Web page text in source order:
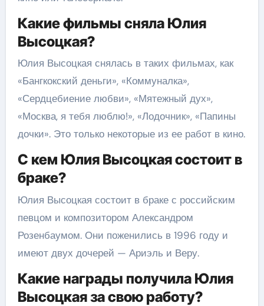
Какие фильмы сняла Юлия
Высоцкая?
Юлия Высоцкая снялась в таких фильмах, как
«Бангкокский деньги», «Коммуналка»,
«Сердцебиение любви», «Мятежный дух»,
«Москва, я тебя люблю!», «Лодочник», «Папины
дочки». Это только некоторые из ее работ в кино.
С кем Юлия Высоцкая состоит в
браке?
Юлия Высоцкая состоит в браке с российским
певцом и композитором Александром
Розенбаумом. Они поженились в 1996 году и
имеют двух дочерей — Ариэль и Веру.
Какие награды получила Юлия
Высоцкая за свою работу?